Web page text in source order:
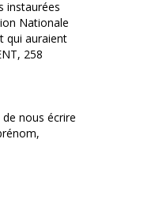
instaurées
Nationale
qui auraient
258
nous écrire